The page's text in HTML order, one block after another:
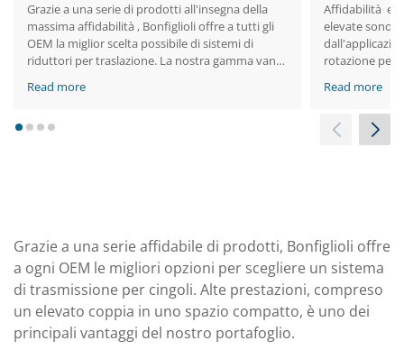
Grazie a una serie di prodotti all'insegna della
massima affidabilità , Bonfiglioli offre a tutti gli
OEM la miglior scelta possibile di sistemi di
riduttori per traslazione. La nostra gamma vanta
spazio ridotto.
Read more
Affidabilità e
elevate sono i
rotazione per
Read more
1234
Grazie a una serie affidabile di prodotti, Bonfiglioli offre
a ogni OEM le migliori opzioni per scegliere un sistema
di trasmissione per cingoli. Alte prestazioni, compreso
un elevato coppia in uno spazio compatto, è uno dei
principali vantaggi del nostro portafoglio.